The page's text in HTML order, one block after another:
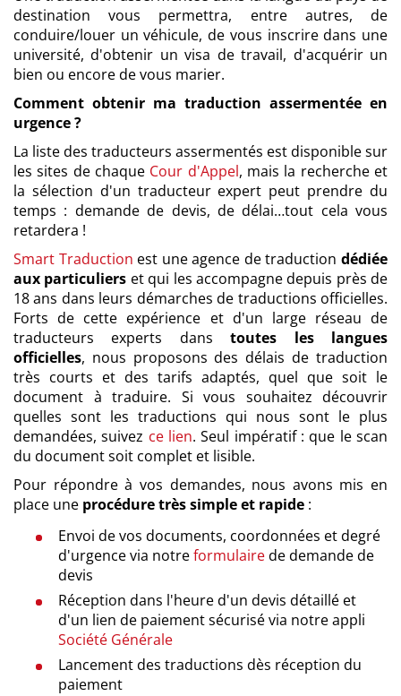
destination vous permettra, entre autres, de
conduire/louer un véhicule, de vous inscrire dans une
université, d'obtenir un visa de travail, d'acquérir un
bien ou encore de vous marier.
Comment obtenir ma traduction assermentée en
urgence ?
La liste des traducteurs assermentés est disponible sur
les sites de chaque Cour d'Appel, mais la recherche et
la sélection d'un traducteur expert peut prendre du
temps : demande de devis, de délai…tout cela vous
retardera !
Smart Traduction est une agence de traductiondédiée
aux particuliers et qui les accompagne depuis près de
18 ans dans leurs démarches de traductions officielles.
Forts de cette expérience et d'un large réseau de
traducteurs experts danstoutes les langues
officielles, nous proposons des délais de traduction
très courts et des tarifs adaptés, quel que soit le
document à traduire. Si vous souhaitez découvrir
quelles sont les traductions qui nous sont le plus
demandées, suivez ce lien. Seul impératif : que le scan
du document soit complet et lisible.
Pour répondre à vos demandes, nous avons mis en
place une procédure très simple et rapide :
Envoi de vos documents, coordonnées et degré
d'urgence via notreformulairede demande de
devis
Réception dans l'heure d'un devis détaillé et
d'un lien de paiement sécurisé via notre appli
Société Générale
Lancement des traductions dès réception du
paiement